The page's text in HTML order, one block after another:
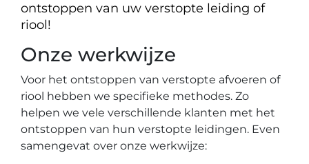
ontstoppen van uw verstopte leiding of
riool!
Onze werkwijze
Voor het ontstoppen van verstopte afvoeren of
riool hebben we specifieke methodes. Zo
helpen we vele verschillende klanten met het
ontstoppen van hun verstopte leidingen. Even
samengevat over onze werkwijze: